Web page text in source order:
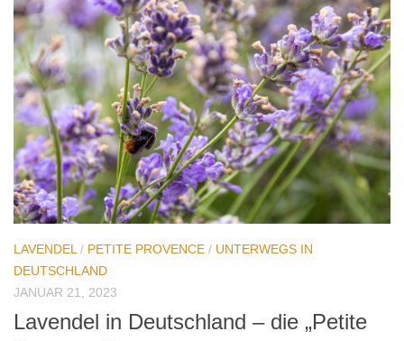
LAVENDEL / PETITE PROVENCE / UNTERWEGS IN
DEUTSCHLAND
JANUAR 21, 2023
Lavendel in Deutschland – die „Petite